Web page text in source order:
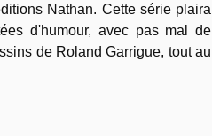
Nathan. Cette série plaira
d'humour, avec pas mal de
de Roland Garrigue, tout au